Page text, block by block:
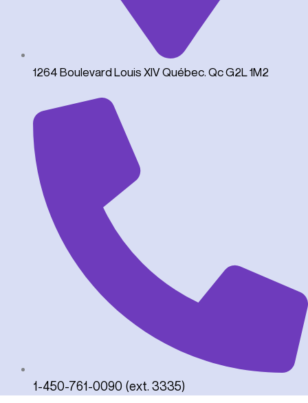
1264 Boulevard Louis XIV Québec. Qc G2L 1M2
1-450-761-0090 (ext. 3335)